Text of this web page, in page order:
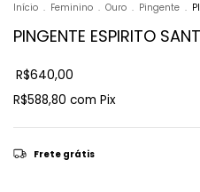
Início . Feminino . Ouro . Pingente .
PINGENTE ESPIRITO
R$640,00
R$588,80 com Pix
Frete grátis